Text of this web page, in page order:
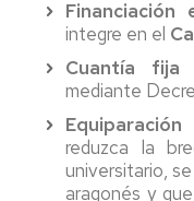
integre en el
Cuantía fija
mediante
reduzca la
universitario,
aragonés y